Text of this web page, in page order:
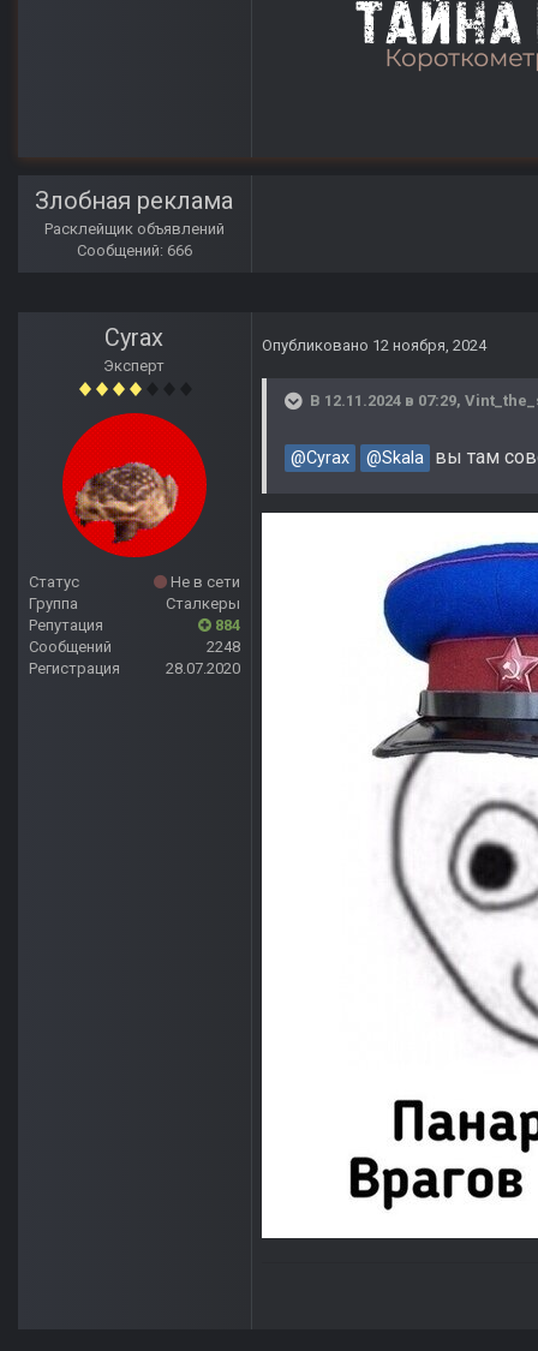
Злобная реклама
Расклейщик объявлений
Сообщений: 666
Cyrax
Эксперт
Статус
Не в сети
Группа
Сталкеры
Репутация
884
Сообщений
2248
Регистрация
28.07.2020
Опубликовано 12 ноября, 2024
В 12.11.2024 в 07:29,
@Cyrax @Skala вы там